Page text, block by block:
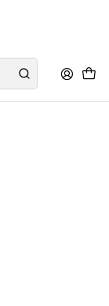
la tienda física.
nuestra